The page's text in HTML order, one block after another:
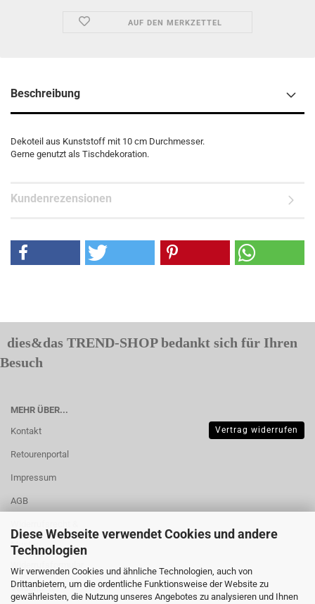
Diese Webseite verwendet Cookies und andere
Technologien
Wir verwenden Cookies und ähnliche Technologien, auch von
Drittanbietern, um die ordentliche Funktionsweise der Website zu
gewährleisten, die Nutzung unseres Angebotes zu analysieren und Ihnen
AUF DEN MERKZETTEL
Beschreibung
Dekoteil aus Kunststoff mit 10 cm Durchmesser.
Gerne genutzt als Tischdekoration.
Kundenrezensionen
dies&das TREND-SHOP bedankt sich für Ihren
Besuch
MEHR ÜBER...
Kontakt
Retourenportal
Impressum
AGB
Muster-
Widerrufsformular
Versand- &
Vertrag widerrufen